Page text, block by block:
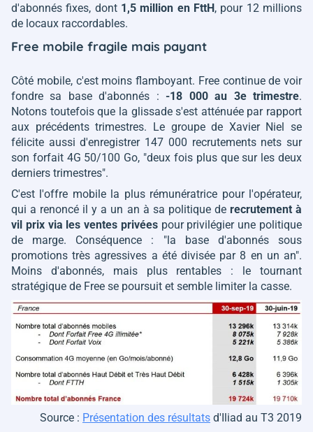
d'abonnés fixes, dont 1,5 million en FttH, pour 12 millions
de locaux raccordables.
Free mobile fragile mais payant
Côté mobile, c'est moins flamboyant. Free continue de voir
fondre sa base d'abonnés : -18 000 au 3e trimestre.
Notons toutefois que la glissade s'est atténuée par rapport
aux précédents trimestres. Le groupe de Xavier Niel se
félicite aussi d'enregistrer 147 000 recrutements nets sur
son forfait 4G 50/100 Go, "deux fois plus que sur les deux
derniers trimestres".
C'est l'offre mobile la plus rémunératrice pour l'opérateur,
qui a renoncé il y a un an à sa politique de recrutement à
vil prix via les ventes privéespour privilégier une politique
de marge. Conséquence : "la base d'abonnés sous
promotions très agressives a été divisée par 8 en un an".
Moins d'abonnés, mais plus rentables : le tournant
stratégique de Free se poursuit et semble limiter la casse.
Source : Présentation des résultats d'Iliad au T3 2019